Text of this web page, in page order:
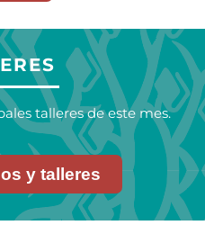
talleres de este mes.
y talleres